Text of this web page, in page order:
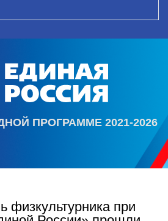
ПРОГРАММЕ 2021-2026
физкультурника при